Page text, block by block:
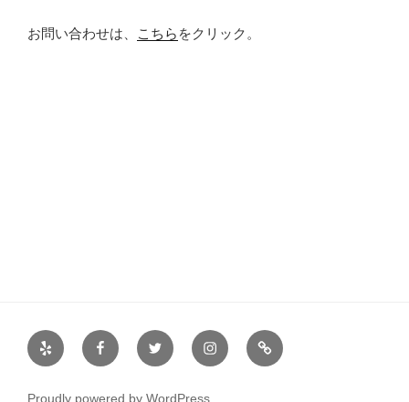
お問い合わせは、 こちら をクリック。
Yelp FacebookTwitter Instagram
サ
ー
Proudly powered by WordPress